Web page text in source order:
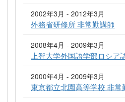
2002年3月 - 2012年3月
外務省研修所 非常勤講師
2008年4月 - 2009年3月
上智大学外国語学部ロシア
2000年4月 - 2009年3月
東京都立北園高等学校 非常